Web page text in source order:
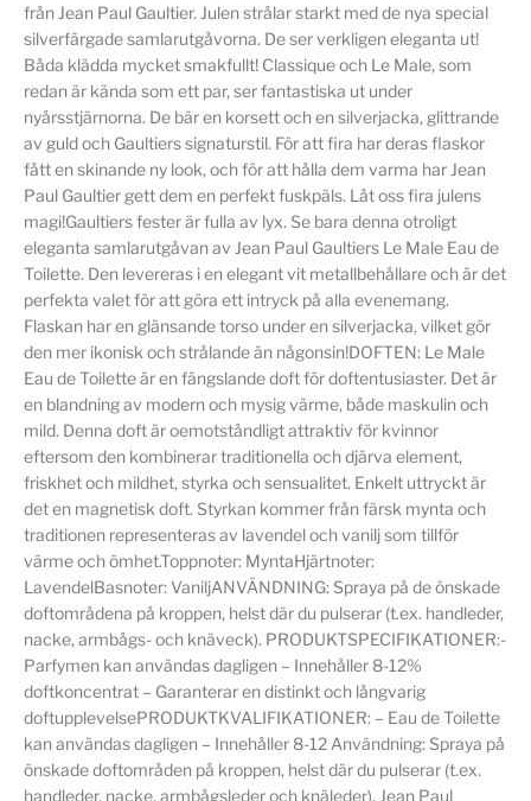
från Jean Paul Gaultier. Julen strålar starkt med de nya special
silverfärgade samlarutgåvorna. De ser verkligen eleganta ut!
Båda klädda mycket smakfullt! Classique och Le Male, som
redan är kända som ett par, ser fantastiska ut under
nyårsstjärnorna. De bär en korsett och en silverjacka, glittrande
av guld och Gaultiers signaturstil. För att fira har deras flaskor
fått en skinande ny look, och för att hålla dem varma har Jean
Paul Gaultier gett dem en perfekt fuskpäls. Låt oss fira julens
magi!Gaultiers fester är fulla av lyx. Se bara denna otroligt
eleganta samlarutgåvan av Jean Paul Gaultiers Le Male Eau de
Toilette. Den levereras i en elegant vit metallbehållare och är det
perfekta valet för att göra ett intryck på alla evenemang.
Flaskan har en glänsande torso under en silverjacka, vilket gör
den mer ikonisk och strålande än någonsin!DOFTEN: Le Male
Eau de Toilette är en fängslande doft för doftentusiaster. Det är
en blandning av modern och mysig värme, både maskulin och
mild. Denna doft är oemotståndligt attraktiv för kvinnor
eftersom den kombinerar traditionella och djärva element,
friskhet och mildhet, styrka och sensualitet. Enkelt uttryckt är
det en magnetisk doft. Styrkan kommer från färsk mynta och
traditionen representeras av lavendel och vanilj som tillför
värme och ömhet.Toppnoter: MyntaHjärtnoter:
LavendelBasnoter: VaniljANVÄNDNING: Spraya på de önskade
doftområdena på kroppen, helst där du pulserar (t.ex. handleder,
nacke, armbågs- och knäveck). PRODUKTSPECIFIKATIONER:-
Parfymen kan användas dagligen – Innehåller 8-12%
doftkoncentrat – Garanterar en distinkt och långvarig
doftupplevelsePRODUKTKVALIFIKATIONER: – Eau de Toilette
kan användas dagligen – Innehåller 8-12 Användning: Spraya på
önskade doftområden på kroppen, helst där du pulserar (t.ex.
handleder, nacke, armbågsleder och knäleder). Jean Paul